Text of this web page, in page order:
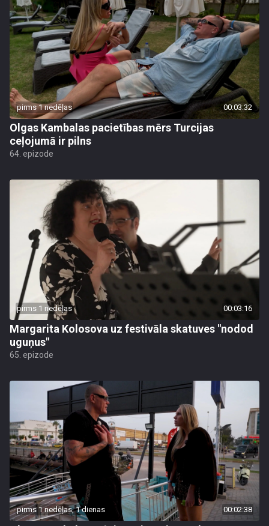
pirms 1 nedēļas 00:03:32
Olgas Kambalas pacietības mērs Turcijas
ceļojumā ir pilns
64. epizode
pirms 1 nedēļas 00:03:16
Margarita Kolosova uz festivāla skatuves "nodod
uguņus"
65. epizode
pirms 1 nedēļas, 1 dienas 00:02:38